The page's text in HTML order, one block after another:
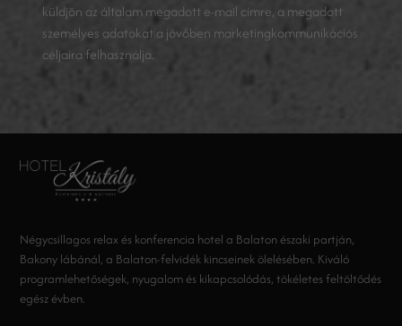
küldjön az általam megadott e-mail címre, a megadott
személyes adatokat a jövőben marketingkommunikációs
céljaira felhasználja.
Négycsillagos relax és konferencia hotel a Balaton északi partján,
Bakony lábánál, a Balaton-felvidék kincseinek ölelésében. Kiváló
programlehetőségek, nyugalom és kikapcsolódás, tökéletes feltöltődés
egész évben.